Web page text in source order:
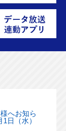
へお知ら
日（水）